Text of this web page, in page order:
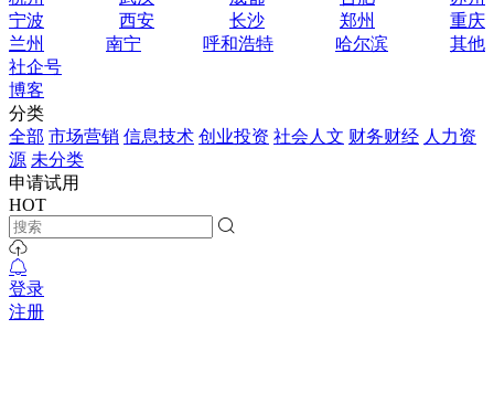
宁波
西安 长沙 郑州
重庆
兰州
南宁 呼和浩特 哈尔滨
其他
社企号
博客
分类
全部 市场营销 信息技术 创业投资 社会人文 财务财经 人力资
源 未分类
申请试用
HOT
登录
注册